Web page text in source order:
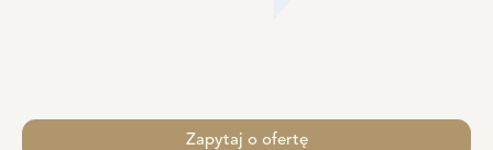
Zapytaj o ofertę